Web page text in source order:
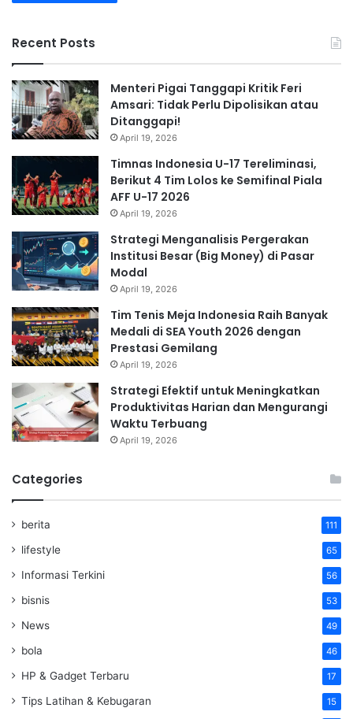
Recent Posts
Menteri Pigai Tanggapi Kritik Feri
Amsari: Tidak Perlu Dipolisikan atau
Ditanggapi!
April 19, 2026
Timnas Indonesia U-17 Tereliminasi,
Berikut 4 Tim Lolos ke Semifinal Piala
AFF U-17 2026
April 19, 2026
Strategi Menganalisis Pergerakan
Institusi Besar (Big Money) di Pasar
Modal
April 19, 2026
Tim Tenis Meja Indonesia Raih Banyak
Medali di SEA Youth 2026 dengan
Prestasi Gemilang
April 19, 2026
Strategi Efektif untuk Meningkatkan
Produktivitas Harian dan Mengurangi
Waktu Terbuang
April 19, 2026
Categories
berita 111
lifestyle 65
Informasi Terkini 56
bisnis 53
News 49
bola 46
HP & Gadget Terbaru 17
Tips Latihan & Kebugaran 15